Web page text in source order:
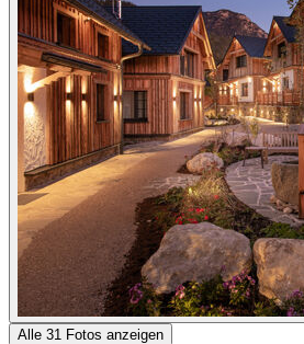
Alle 31 Fotos anzeigen